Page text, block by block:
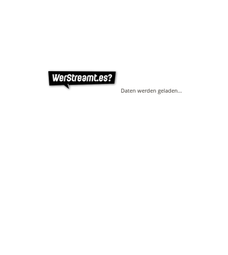
Daten werden geladen…